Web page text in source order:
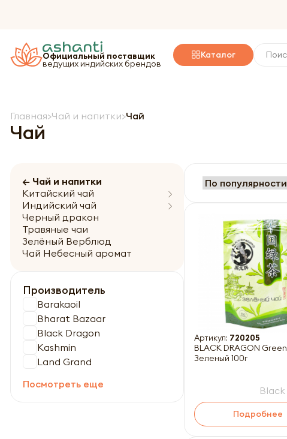
Официальный поставщик
ведущих индийских брендов
Каталог
Главная Чай и напитки Чай
Чай
← Чай и напитки
Китайский чай
Индийский чай
Черный дракон
Травяные чаи
Зелёный Верблюд
Чай Небесный аромат
Производитель
Barakaoil
Bharat Bazaar
Black Dragon
Kashmin
Land Grand
Посмотреть еще
Артикул: 720205
BLACK DRAGON
Зеленый 100г
Подробнее